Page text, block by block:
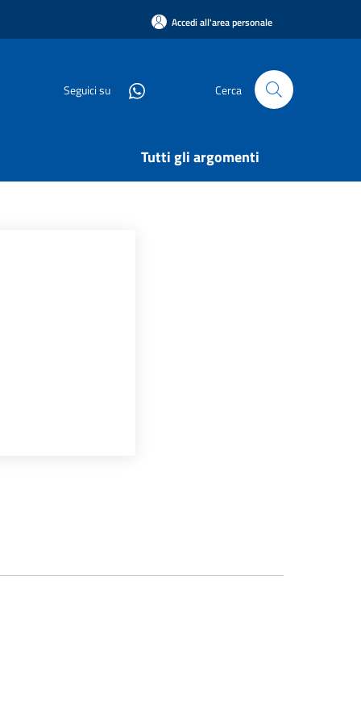
Accedi all'area personale
Seguici su Cerca
Tutti gli argomenti